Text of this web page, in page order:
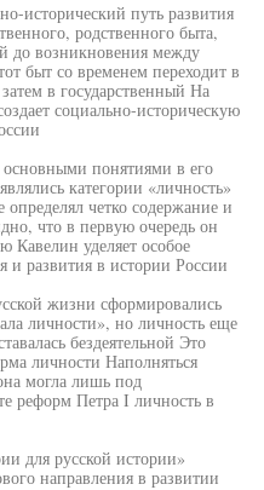
исторический путь развития
родственного быта,
до возникновения между
быт со временем переходит в
в государственный На
социально-историческую
понятиями в его
категории «личность»
четко содержание и
что в первую очередь он
Кавелин уделяет особое
и развития в истории России
жизни сформировались
личности», но личность еще
бездеятельной Это
личности Наполняться
могла лишь под
реформ Петра I личность в
для русской истории»
направления в развитии